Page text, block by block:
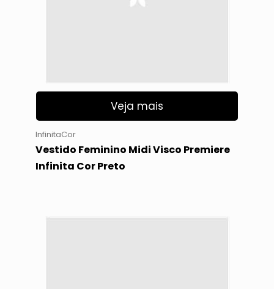
Veja mais
InfinitaCor
Vestido Feminino Midi Visco Premiere
Infinita Cor Preto